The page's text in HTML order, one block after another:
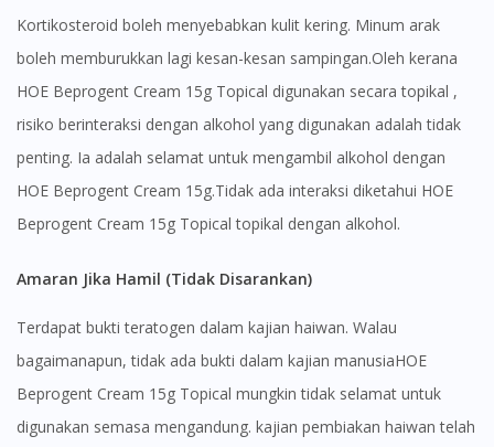
Kortikosteroid boleh menyebabkan kulit kering. Minum arak
boleh memburukkan lagi kesan-kesan sampingan.Oleh kerana
HOE Beprogent Cream 15g Topical digunakan secara topikal ,
risiko berinteraksi dengan alkohol yang digunakan adalah tidak
penting. Ia adalah selamat untuk mengambil alkohol dengan
HOE Beprogent Cream 15g.Tidak ada interaksi diketahui HOE
Beprogent Cream 15g Topical topikal dengan alkohol.
Amaran Jika Hamil (Tidak Disarankan)
Terdapat bukti teratogen dalam kajian haiwan. Walau
bagaimanapun, tidak ada bukti dalam kajian manusiaHOE
Beprogent Cream 15g Topical mungkin tidak selamat untuk
digunakan semasa mengandung. kajian pembiakan haiwan telah